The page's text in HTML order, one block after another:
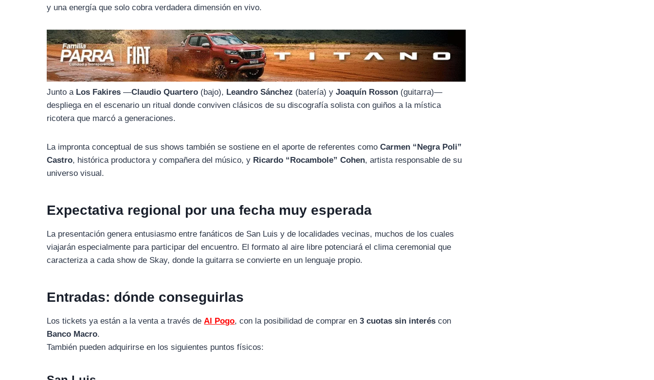
y una energía que solo cobra verdadera dimensión en vivo.
Junto a Los Fakires —Claudio Quartero (bajo), Leandro Sánchez (batería) yJoaquín Rosson (guitarra)—
despliega en el escenario un ritual donde conviven clásicos de su discografía solista con guiños a la mística
ricotera que marcó a generaciones.
La impronta conceptual de sus shows también se sostiene en el aporte de referentes comoCarmen “Negra Poli”
Castro, histórica productora y compañera del músico, y Ricardo “Rocambole” Cohen, artista responsable de su
universo visual.
Expectativa regional por una fecha muy esperada
La presentación genera entusiasmo entre fanáticos de San Luis y de localidades vecinas, muchos de los cuales
viajarán especialmente para participar del encuentro. El formato al aire libre potenciará el clima ceremonial que
caracteriza a cada show de Skay, donde la guitarra se convierte en un lenguaje propio.
Entradas: dónde conseguirlas
Los tickets ya están a la venta a través de Al Pogo, con la posibilidad de comprar en3 cuotas sin interés con
Banco Macro.
También pueden adquirirse en los siguientes puntos físicos: